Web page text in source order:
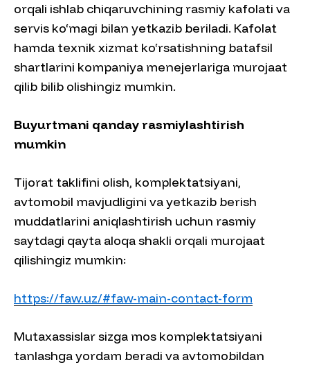
orqali ishlab chiqaruvchining rasmiy kafolati va
servis ko‘magi bilan yetkazib beriladi. Kafolat
hamda texnik xizmat ko‘rsatishning batafsil
shartlarini kompaniya menejerlariga murojaat
qilib bilib olishingiz mumkin.
Buyurtmani qanday rasmiylashtirish
mumkin
Tijorat taklifini olish, komplektatsiyani,
avtomobil mavjudligini va yetkazib berish
muddatlarini aniqlashtirish uchun rasmiy
saytdagi qayta aloqa shakli orqali murojaat
qilishingiz mumkin:
https://faw.uz/#faw-main-contact-form
Mutaxassislar sizga mos komplektatsiyani
tanlashga yordam beradi va avtomobildan